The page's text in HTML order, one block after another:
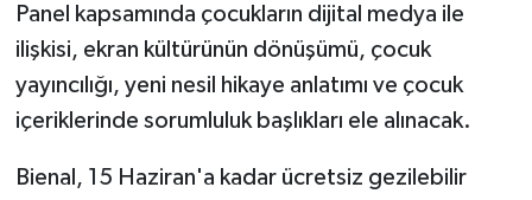
Panel kapsamında çocukların dijital medya ile
ilişkisi, ekran kültürünün dönüşümü, çocuk
yayıncılığı, yeni nesil hikaye anlatımı ve çocuk
içeriklerinde sorumluluk başlıkları ele alınacak.
Bienal, 15 Haziran'a kadar ücretsiz gezilebilir